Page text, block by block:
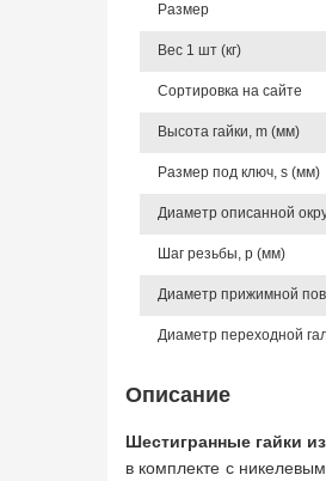
Размер
Вес 1 шт (кг)
Сортировка на сайте
Высота гайки, m (мм)
Размер под ключ, s (мм)
Диаметр описанной
Шаг резьбы, p (мм)
Диаметр прижимной
Диаметр переходной
Описание
Шестигранные гайки
в комплекте с